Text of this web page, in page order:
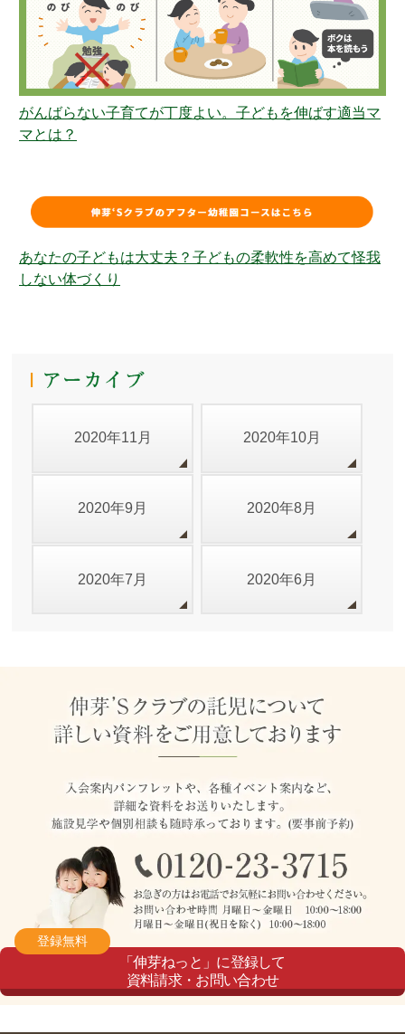
がんばらない子育てが丁度よい。子どもを伸ばす適当マ
マとは？
あなたの子どもは大丈夫？子どもの柔軟性を高めて怪我
しない体づくり
2020年11月 2020年10月
2020年9月 2020年8月
2020年7月 2020年6月
登録無料
「伸芽ねっと」に登録して
資料請求・お問い合わせ